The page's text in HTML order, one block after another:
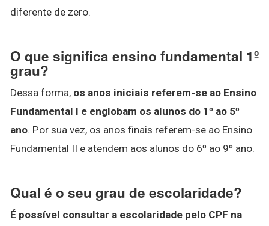
diferente de zero.
O que significa ensino fundamental 1º
grau?
Dessa forma, os anos iniciais referem-se ao Ensino
Fundamental I e englobam os alunos do 1º ao 5º
ano. Por sua vez, os anos finais referem-se ao Ensino
Fundamental II e atendem aos alunos do 6º ao 9º ano.
Qual é o seu grau de escolaridade?
É possível consultar a escolaridade pelo CPF na